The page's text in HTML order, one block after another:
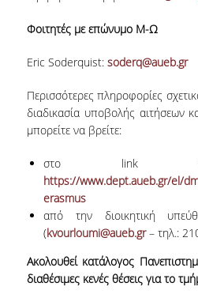
ΔΙΔΑΣΚΑΛΙΑ ΚΑΙ
ΔΙΑΧΕΙΡΙΣΗ
TUTORS ΦΟΙΤΗΤΩΝ
ΜΕΤΑΠΤΥΧΙΑΚΕΣ
ΔΙΔΑΚΤΟΡΙΚΟ
ΔΙΔΑΚΤΟΡΕΣ ΤΟΥ
Φοιτητές με επώνυμο Μ-Ω
Eric Soderquist: soderq@aueb.gr
Περισσότερες πληροφορίες
διαδικασία υποβολής αιτήσεων
μπορείτε να βρείτε:
στο link του
https://www.dept.aueb.gr/el/
erasmus
από την διοικητική
(kvourloumi@aueb.gr– τηλ.:
Ακολουθεί κατάλογος
διαθέσιμες κενές θέσεις για το